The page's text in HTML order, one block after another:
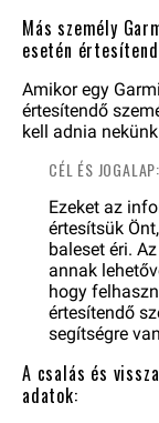
Más személy
esetén
Amikor egy
értesítendő
kell adnia
CÉL ÉS JOGALAP:
Ezeket az
értesítsük
baleset éri.
annak
hogy
értesítendő
segítségre
A csalás és
adatok: